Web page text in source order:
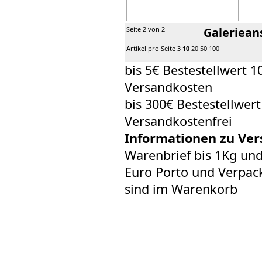
Seite 2 von 2
Artikel pro Seite 3 10 20 50 100
bis 5€ Bestestellwert
Versandkosten
bis 300€
Versandkostenfrei
Informationen zu
Warenbrief bis 1Kg
Euro Porto und
sind im Warenkorb